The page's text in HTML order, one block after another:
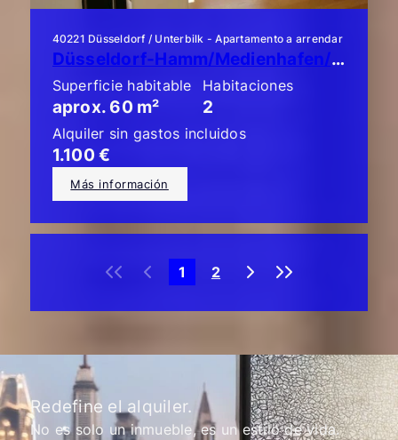
40221 Düsseldorf / Unterbilk - Apartamento a arrendar
Düsseldorf-Hamm/Medienhafen/Unterbilk: ¡Piso de lujo de 2 habitaciones!
Superficie habitable
aprox. 60 m²
Habitaciones
2
Alquiler sin gastos incluidos
1.100 €
Más información
« ‹ 1 2 › »
Redefine el alquiler.
No es solo un inmueble, es un estilo de vida.